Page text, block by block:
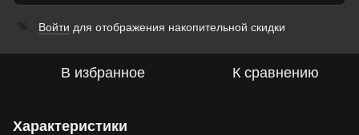
% Войти для отображения накопительной скидки
В избранное К сравнению
Характеристики